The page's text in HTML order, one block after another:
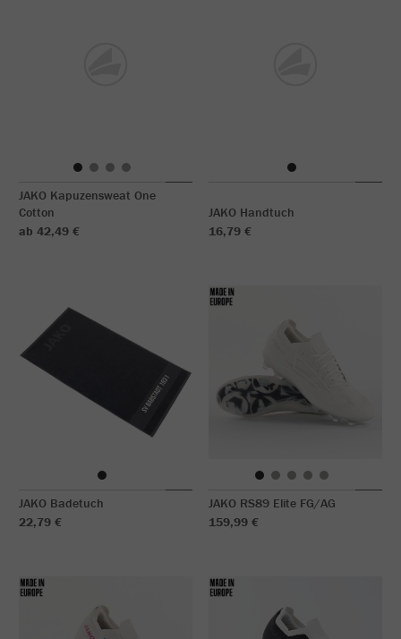
JAKO Kapuzensweat One
Cotton
ab 42,49 €
JAKO Handtuch
16,79 €
JAKO Badetuch
22,79 €
JAKO RS89 Elite FG/AG
159,99 €